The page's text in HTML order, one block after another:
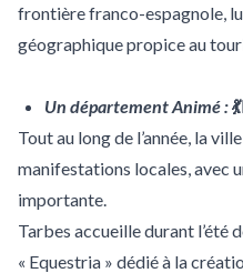
frontière franco-espagnole,
géographique propice au
Un département Animé :
Tout au long de l’année, la
manifestations locales, avec
importante.
Tarbes accueille durant l’été
« Equestria » dédié à la